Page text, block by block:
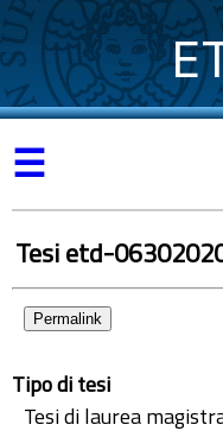
☰
Tesi etd-
Permalink
Tipo di tesi
Tesi di laurea